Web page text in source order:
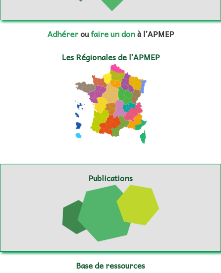
Adhéreroufaire un donà l’APMEP
Les Régionales de l’APMEP
Publications
Base de ressources